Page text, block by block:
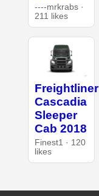
----mrkrabs ·
211 likes
Freightliner
Cascadia
Sleeper
Cab 2018
Finest1 · 120
likes